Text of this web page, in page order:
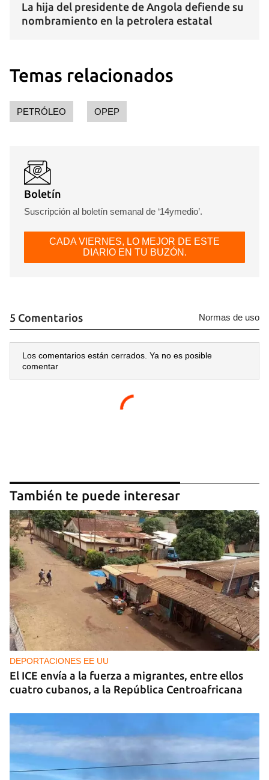
iniciar sesión con tu cuenta de 14ymedio.
La hija del presidente de Angola defiende su
nombramiento en la petrolera estatal
Temas relacionados
PETRÓLEO OPEP
Boletín
Suscripción al boletín semanal de ‘14ymedio’.
CADA VIERNES, LO MEJOR DE ESTE
DIARIO EN TU BUZÓN.
5 Comentarios Normas de uso
Los comentarios están cerrados. Ya no es posible
comentar
También te puede interesar
DEPORTACIONES EE UU
El ICE envía a la fuerza a migrantes, entre ellos
cuatro cubanos, a la República Centroafricana